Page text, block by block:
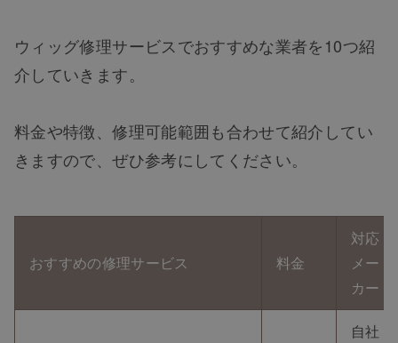
ウィッグ修理サービスでおすすめな業者を10つ紹
介していきます。
料金や特徴、修理可能範囲も合わせて紹介してい
きますので、ぜひ参考にしてください。
おすすめの修理サービス 料金
対応
メー
カー
自社